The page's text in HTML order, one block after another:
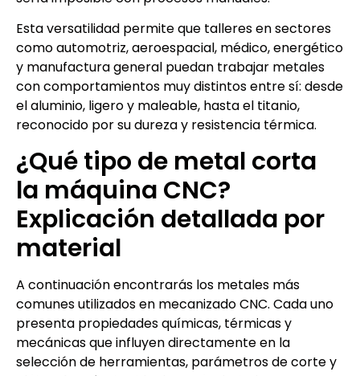
Esta versatilidad permite que talleres en sectores
como automotriz, aeroespacial, médico, energético
y manufactura general puedan trabajar metales
con comportamientos muy distintos entre sí: desde
el aluminio, ligero y maleable, hasta el titanio,
reconocido por su dureza y resistencia térmica.
¿Qué tipo de metal corta
la máquina CNC?
Explicación detallada por
material
A continuación encontrarás los metales más
comunes utilizados en mecanizado CNC. Cada uno
presenta propiedades químicas, térmicas y
mecánicas que influyen directamente en la
selección de herramientas, parámetros de corte y